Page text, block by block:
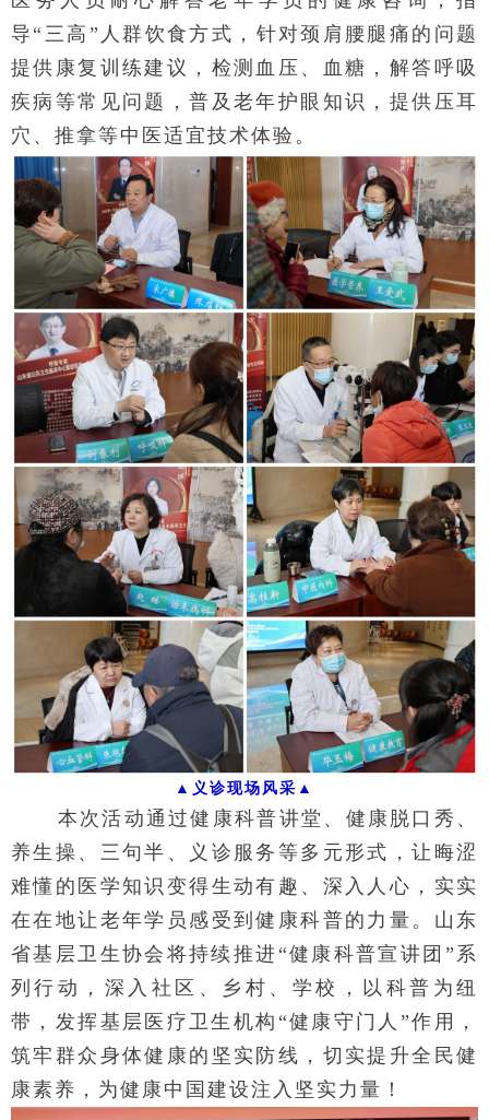
导“三高”人群饮食方式，针对颈肩腰腿痛的问题
提供康复训练建议，检测血压、血糖，解答呼吸
疾病等常见问题，普及老年护眼知识，提供压耳
穴、推拿等中医适宜技术体验。
▲义诊现场风采 ▲
本次活动通过健康科普讲堂、健康脱口秀、
养生操、三句半、义诊服务等多元形式，让晦涩
难懂的医学知识变得生动有趣、深入人心，实实
在在地让老年学员感受到健康科普的力量。山东
省基层卫生协会将持续推进“健康科普宣讲团”系
列行动，深入社区、乡村、学校，以科普为纽
带，发挥基层医疗卫生机构“健康守门人”作用，
筑牢群众身体健康的坚实防线，切实提升全民健
康素养，为健康中国建设注入坚实力量！